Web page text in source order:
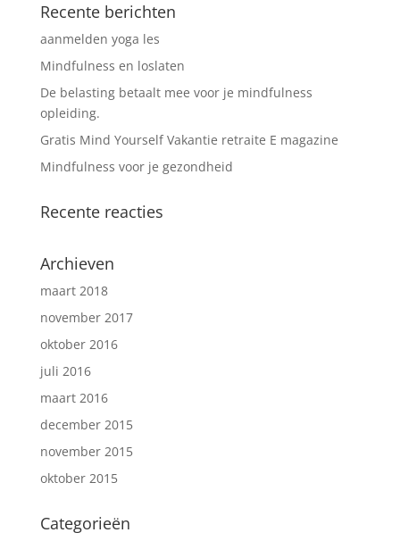
Recente berichten
aanmelden yoga les
Mindfulness en loslaten
De belasting betaalt mee voor je mindfulness
opleiding.
Gratis Mind Yourself Vakantie retraite E magazine
Mindfulness voor je gezondheid
Recente reacties
Archieven
maart 2018
november 2017
oktober 2016
juli 2016
maart 2016
december 2015
november 2015
oktober 2015
Categorieën